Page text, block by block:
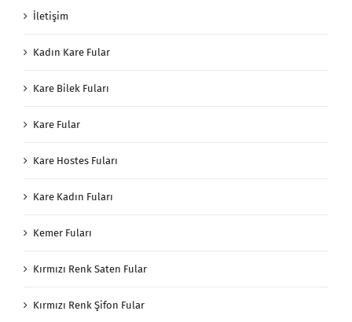
İletişim
Kadın Kare Fular
Kare Bilek Fuları
Kare Fular
Kare Hostes Fuları
Kare Kadın Fuları
Kemer Fuları
Kırmızı Renk Saten Fular
Kırmızı Renk Şifon Fular